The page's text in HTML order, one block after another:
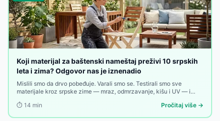
Koji materijal za baštenski nameštaj preživi 10 srpskih
leta i zima? Odgovor nas je iznenadio
Mislili smo da drvo pobeđuje. Varali smo se. Testirali smo sve
materijale kroz srpske zime — mraz, odmrzavanje, kišu i UV — i
sledeću kupovinu.
⏱️ 14 min Pročitaj više →